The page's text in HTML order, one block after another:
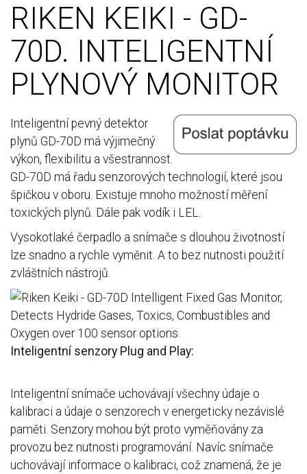
RIKEN KEIKI - GD-
70D. INTELIGENTNÍ
PLYNOVÝ MONITOR
Inteligentní pevný detektor
plynů GD-70D má výjimečný
výkon, flexibilitu a všestrannost.
GD-70D má řadu senzorových technologií, které jsou
špičkou v oboru. Existuje mnoho možností měření
toxických plynů. Dále pak vodík i LEL.
Vysokotlaké čerpadlo a snímače s dlouhou životností
lze snadno a rychle vyměnit. A to bez nutnosti použití
zvláštních nástrojů.
Inteligentní senzory Plug and Play:
Inteligentní snímače uchovávají všechny údaje o
kalibraci a údaje o senzorech v energeticky nezávislé
paměti. Senzory mohou být proto vyměňovány za
provozu bez nutnosti programování. Navíc snímače
uchovávají informace o kalibraci, což znamená, že je